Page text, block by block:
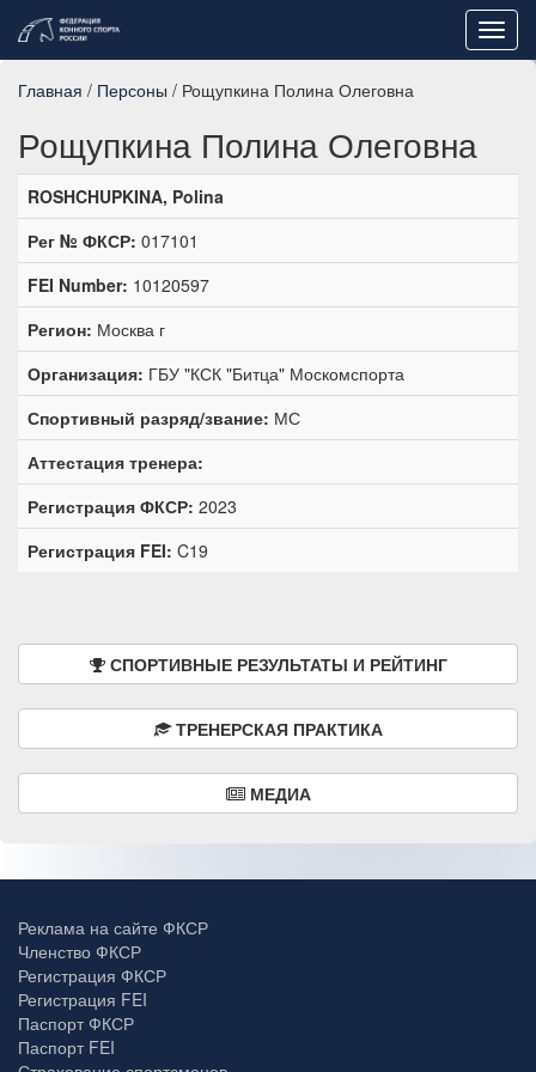
Главная / Персоны / Рощупкина Полина Олеговна
Рощупкина Полина Олеговна
ROSHCHUPKINA, Polina
Рег № ФКСР: 017101
FEI Number: 10120597
Регион: Москва г
Организация: ГБУ "КСК "Битца" Москомспорта
Спортивный разряд/звание: МС
Аттестация тренера:
Регистрация ФКСР: 2023
Регистрация FEI: C19
СПОРТИВНЫЕ РЕЗУЛЬТАТЫ И РЕЙТИНГ
ТРЕНЕРСКАЯ ПРАКТИКА
МЕДИА
Реклама на сайте ФКСР
Членство ФКСР
Регистрация ФКСР
Регистрация FEI
Паспорт ФКСР
Паспорт FEI